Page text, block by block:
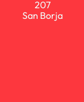
207
San Borja